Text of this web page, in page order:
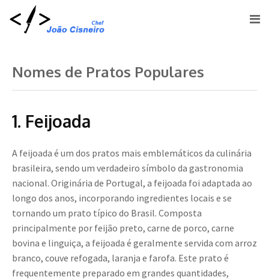
Nomes de Pratos Populares
1. Feijoada
A feijoada é um dos pratos mais emblemáticos da culinária
brasileira, sendo um verdadeiro símbolo da gastronomia
nacional. Originária de Portugal, a feijoada foi adaptada ao
longo dos anos, incorporando ingredientes locais e se
tornando um prato típico do Brasil. Composta
principalmente por feijão preto, carne de porco, carne
bovina e linguiça, a feijoada é geralmente servida com arroz
branco, couve refogada, laranja e farofa. Este prato é
frequentemente preparado em grandes quantidades,